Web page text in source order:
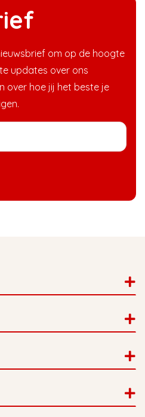
om op de hoogte
updates over ons
over hoe jij het beste je